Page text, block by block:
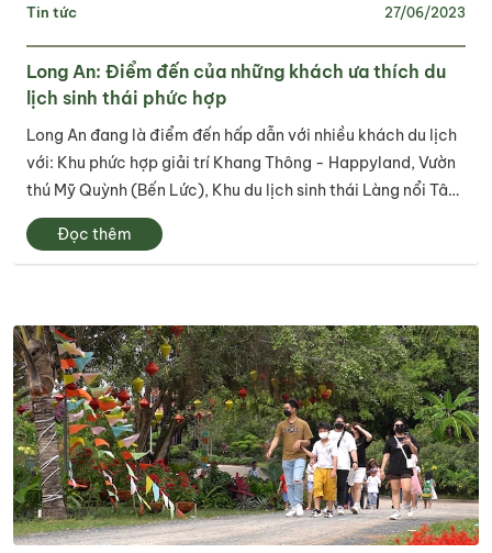
Tin tức 27/06/2023
Long An: Điểm đến của những khách ưa thích du
lịch sinh thái phức hợp
Long An đang là điểm đến hấp dẫn với nhiều khách du lịch
với: Khu phức hợp giải trí Khang Thông - Happyland, Vườn
thú Mỹ Quỳnh (Bến Lức), Khu du lịch sinh thái Làng nổi Tân
Lập (Mộc Hóa)...
Đọc thêm